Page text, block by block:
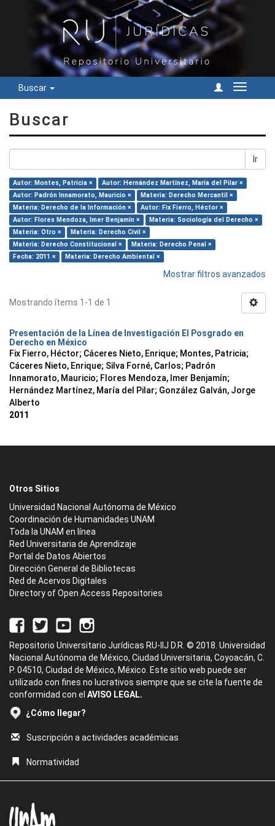
Buscar
Cambiar
Buscar
Ir
Autor: Montes, Patricia ×
Autor: Hernández Martínez, María del Pilar ×
Autor: Padrón Innamorato, Mauricio ×
Materia: Derecho Mercantil ×
Materia: Derecho de la Información ×
Autor: Fix Fierro, Héctor ×
Autor: Flores Mendoza, Imer Benjamín ×
Materia: Sociología del Derecho ×
Materia: Otro ×
Materia: Derecho Civil ×
Materia: Derecho Constitucional ×
Materia: Derecho Penal ×
Fecha: 2011 ×
Materia: Derecho Ambiental ×
Mostrar filtros avanzados
Mostrando ítems 1-1 de 1
Presentación de la Línea de Investigación El Posgrado en
Derecho en México
Fix Fierro, Héctor; Cáceres Nieto, Enrique; Montes, Patricia;
Cáceres Nieto, Enrique; Silva Forné, Carlos; Padrón
Innamorato, Mauricio; Flores Mendoza, Imer Benjamín;
Hernández Martínez, María del Pilar; González Galván, Jorge
Alberto
2011
Otros Sitios
Universidad Nacional Autónoma de México
Coordinación de Humanidades UNAM
Toda la UNAM en línea
Red Universitaria de Aprendizaje
Portal de Datos Abiertos
Dirección General de Bibliotecas
Red de Acervos Digitales
Directory of Open Access Repositories
Repositorio Universitario Jurídicas RU-IIJ D.R. © 2018. Universidad
Nacional Autónoma de México, Ciudad Universitaria, Coyoacán, C.
P. 04510, Ciudad de México, México. Este sitio web puede ser
utilizado con fines no lucrativos siempre que se cite la fuente de
conformidad con el AVISO LEGAL.
¿Cómo llegar?
Suscripción a actividades académicas
Normatividad